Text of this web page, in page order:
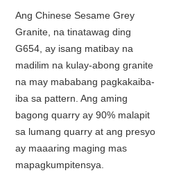
Ang Chinese Sesame Grey
Granite, na tinatawag ding
G654, ay isang matibay na
madilim na kulay-abong granite
na may mababang pagkakaiba-
iba sa pattern. Ang aming
bagong quarry ay 90% malapit
sa lumang quarry at ang presyo
ay maaaring maging mas
mapagkumpitensya.